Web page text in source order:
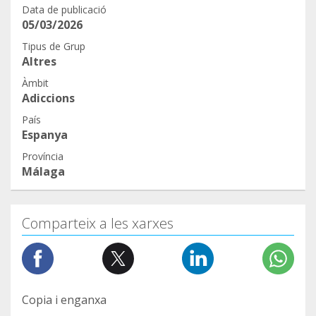
Data de publicació
05/03/2026
Tipus de Grup
Altres
Àmbit
Adiccions
País
Espanya
Província
Málaga
Comparteix a les xarxes
Copia i enganxa